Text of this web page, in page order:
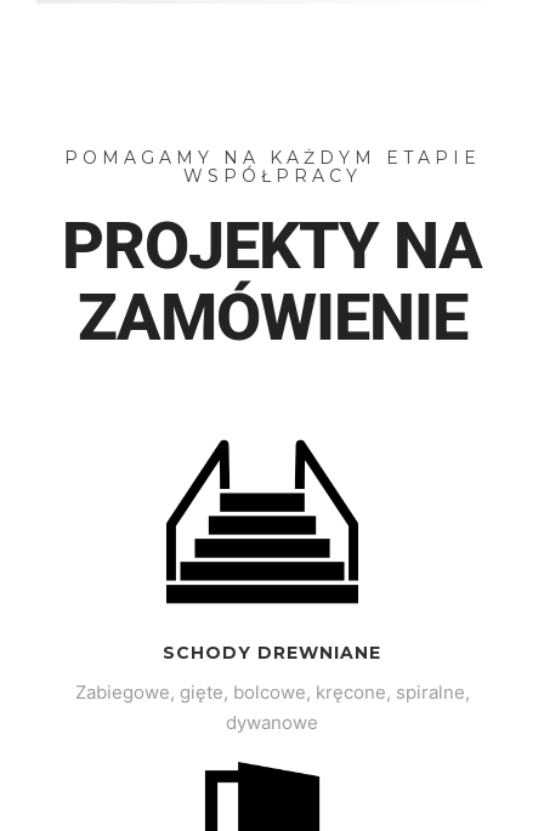
POMAGAMY NA KAŻDYM ETAPIE
WSPÓŁPRACY
PROJEKTY NA
ZAMÓWIENIE
SCHODY DREWNIANE
Zabiegowe, gięte, bolcowe, kręcone, spiralne,
dywanowe